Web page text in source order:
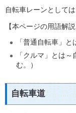
自転車レーンとして
【本ページの用語解説
「普通自転車」と
「クルマ」とは
む。）
自転車道